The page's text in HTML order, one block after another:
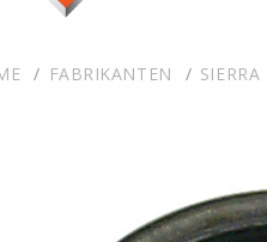
FABRIKANTEN SIERRA